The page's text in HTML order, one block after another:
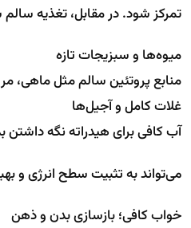
تمرکز شود. در مقابل، تغذیه
میوه‌ها و سبزیجات تازه
منابع پروتئین سالم مثل ماهی،
غلات کامل و آجیل‌ها
آب کافی برای هیدراته نگه داشتن
می‌تواند به تثبیت سطح انرژی و
خواب کافی؛ بازسازی بدن و ذهن